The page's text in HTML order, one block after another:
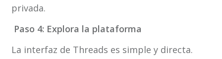
privada.
Paso 4: Explora la plataforma
La interfaz de Threads es simple y directa.